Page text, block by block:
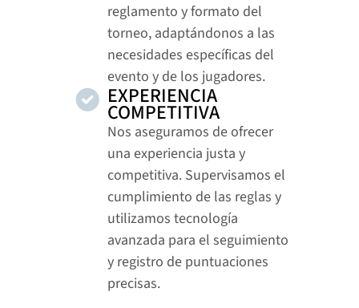
reglamento y formato del
torneo, adaptándonos a las
necesidades específicas del
evento y de los jugadores.
EXPERIENCIA
COMPETITIVA
Nos aseguramos de ofrecer
una experiencia justa y
competitiva. Supervisamos el
cumplimiento de las reglas y
utilizamos tecnología
avanzada para el seguimiento
y registro de puntuaciones
precisas.